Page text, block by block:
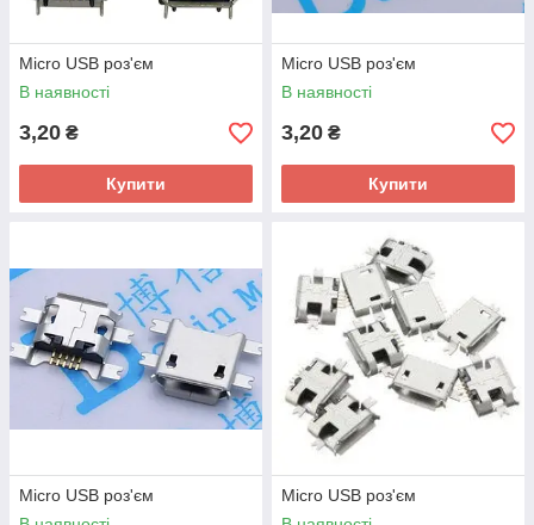
Micro USB роз'єм
В наявності
3,20 ₴
Купити
Micro USB роз'єм
В наявності
3,20 ₴
Купити
Micro USB роз'єм
Micro USB роз'єм